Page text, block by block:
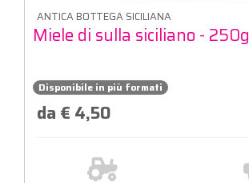
ANTICA BOTTEGA SICILIANA
Miele di sulla siciliano - 250g
Disponibile in più formati
da € 4,50